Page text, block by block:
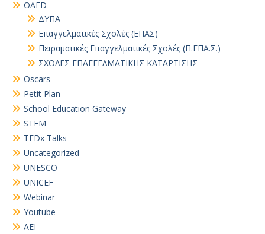
OAED
ΔΥΠΑ
Επαγγελματικές Σχολές (ΕΠΑΣ)
Πειραματικές Επαγγελματικές Σχολές (Π.ΕΠΑ.Σ.)
ΣΧΟΛΕΣ ΕΠΑΓΓΕΛΜΑΤΙΚΗΣ ΚΑΤΑΡΤΙΣΗΣ
Oscars
Petit Plan
School Education Gateway
STEM
TEDx Talks
Uncategorized
UNESCO
UNICEF
Webinar
Youtube
ΑΕΙ